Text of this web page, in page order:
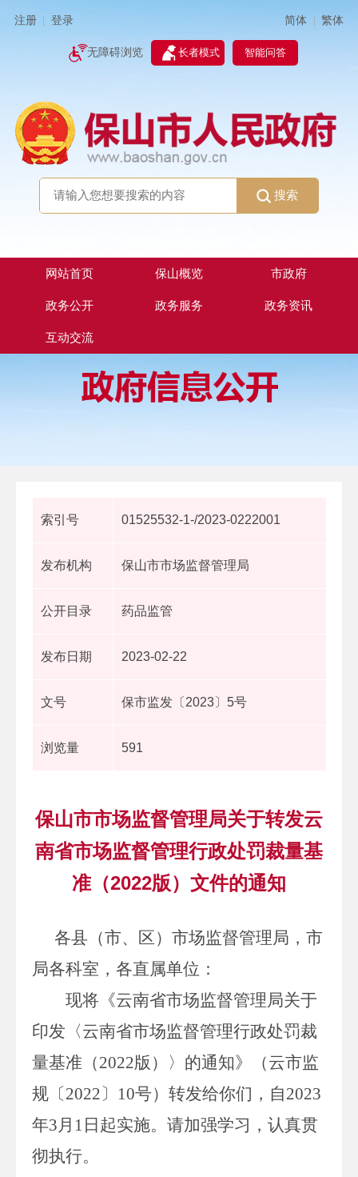
注册 登录 简体 | 繁体
无障碍浏览 长者模式 智能问答
搜索
网站首页 保山概览 市政府
政务公开 政务服务 政务资讯
互动交流
索引号 01525532-1-/2023-0222001
发布机构 保山市市场监督管理局
公开目录 药品监管
发布日期 2023-02-22
文号 保市监发〔2023〕5号
浏览量 591
保山市市场监督管理局关于转发云
南省市场监督管理行政处罚裁量基
准（2022版）文件的通知
各县（市、区）市场监督管理局，市
局各科室，各直属单位：
现将《云南省市场监督管理局关于
印发〈云南省市场监督管理行政处罚裁
量基准（2022版）〉的通知》（云市监
规〔2022〕 10号）转发给你们，自2023
年3月 1 日起实施。请加强学习，认真贯
彻执行。